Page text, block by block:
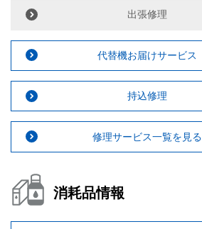
出張修理
代替機お届けサービス
持込修理
修理サービス一覧を見る
消耗品情報